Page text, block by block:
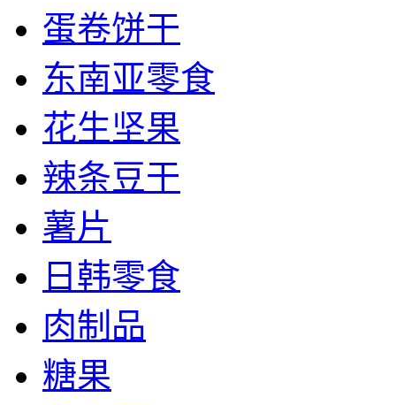
蛋卷饼干
东南亚零食
花生坚果
辣条豆干
薯片
日韩零食
肉制品
糖果